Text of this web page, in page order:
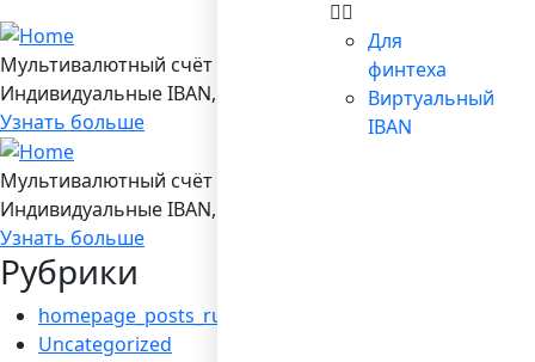
Для
финтеха
Виртуальный
IBAN
Мультивалютный счёт в Bilderlings
Индивидуальные IBAN, 19 валют, платежы SEPA/ SEPA
Узнать больше
Мультивалютный счёт в Bilderlings
Индивидуальные IBAN, 19 валют, платежы SEPA/ SEPA
Узнать больше
Рубрики
homepage_posts_ru
Uncategorized